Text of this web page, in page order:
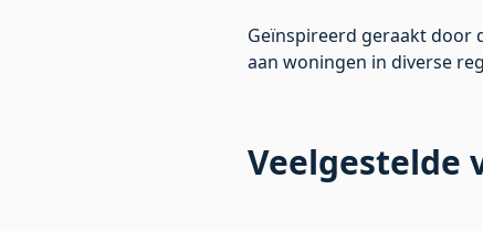
Geïnspireerd geraakt door
aan woningen in diverse
Veelgestelde